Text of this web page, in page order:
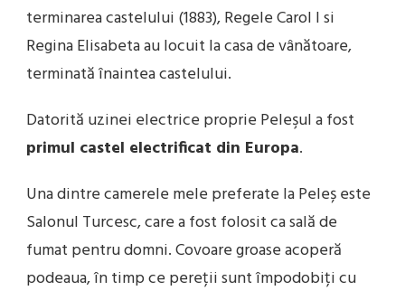
terminarea castelului (1883), Regele Carol I si
Regina Elisabeta au locuit la casa de vânătoare,
terminată înaintea castelului.
Datorită uzinei electrice proprie Peleşul a fost
primul castel electrificat din Europa.
Una dintre camerele mele preferate la Peleș este
Salonul Turcesc, care a fost folosit ca sală de
fumat pentru domni. Covoare groase acoperă
podeaua, în timp ce pereții sunt împodobiți cu